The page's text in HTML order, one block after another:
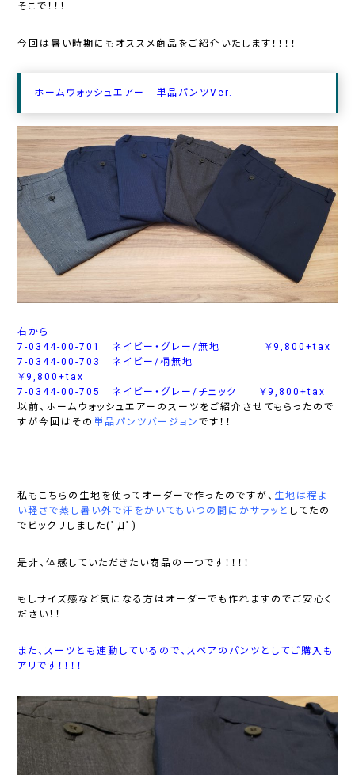
そこで！！！
今回は暑い時期にもオススメ商品をご紹介いたします！！！！
ホームウォッシュエアー 単品パンツVer.
右から
7-0344-00-701 ネイビー・グレー/無地 ￥9,800+tax
7-0344-00-703 ネイビー/柄無地
￥9,800+tax
7-0344-00-705 ネイビー・グレー/チェック ￥9,800+tax
以前、ホームウォッシュエアーのスーツをご紹介させてもらったので
すが今回はその 単品パンツバージョンです！！
私もこちらの生地を使ってオーダーで作ったのですが、 生地は程よ
い軽さで蒸し暑い外で汗をかいてもいつの間にかサラッと してたの
でビックリしました(ﾟДﾟ)
是非、体感していただきたい商品の一つです！！！！
もしサイズ感など気になる方はオーダーでも作れますのでご安心く
ださい！！
また、スーツとも連動しているので、スペアのパンツとしてご購入も
アリです！！！！